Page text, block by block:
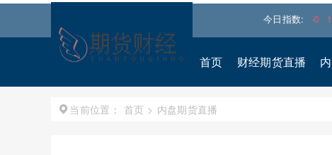
今日指数:
26690.6150 1.30%↑
首页 财经期货直播
当前位置： 首页 > 内盘期货直播